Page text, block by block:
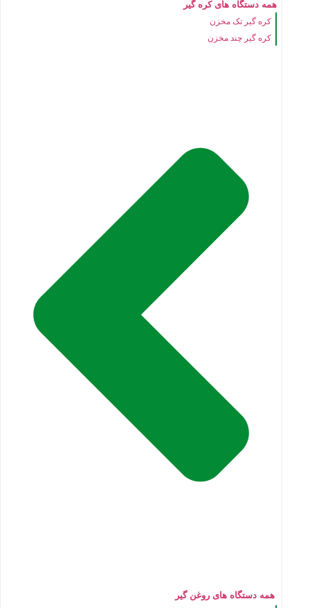
همه دستگاه های کره گیر
کره گیر تک مخزن
کره گیر چند مخزن
همه دستگاه های روغن گیر